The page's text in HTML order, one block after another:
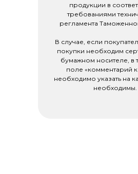
продукции в
требованиями
регламента
В случае, если
покупки необходим
бумажном носителе, в
поле «комментарий к
необходимо указать на
необходимы.